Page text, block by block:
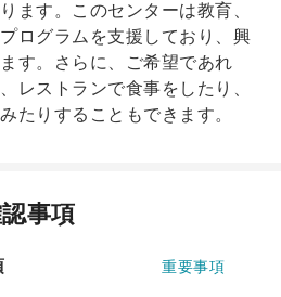
ます。このセンターは教育、
ログラムを支援しており、興
す。さらに、ご希望であれ
レストランで食事をしたり、
たりすることもできます。
事項
重要事項